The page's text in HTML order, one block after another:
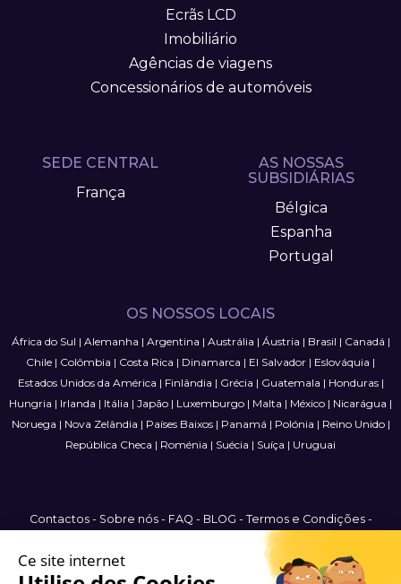
Ecrãs LCD
Imobiliário
Agências de viagens
Concessionários de automóveis
SEDE CENTRAL
França
AS NOSSAS
SUBSIDIÁRIAS
Bélgica
Espanha
Portugal
OS NOSSOS LOCAIS
África do Sul | Alemanha | Argentina | Austrália | Áustria | Brasil | Canadá |
Chile | Colômbia | Costa Rica | Dinamarca | El Salvador | Eslováquia |
Estados Unidos da América | Finlândia | Grécia | Guatemala | Honduras|
Hungria | Irlanda | Itália | Japão | Luxemburgo | Malta | México | Nicarágua |
Noruega | Nova Zelândia | Países Baixos| Panamá | Polónia | Reino Unido|
República Checa | Roménia | Suécia | Suíça | Uruguai
Contactos- Sobre nós- FAQ - BLOG - Termos e Condições-
Mapa do Site